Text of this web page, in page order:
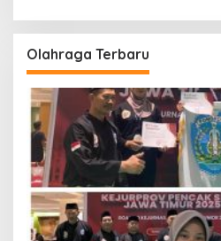
Olahraga Terbaru